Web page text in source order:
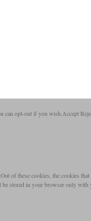
can opt-out if you wish. Accept
of these cookies, the cookies
stored in your browser only